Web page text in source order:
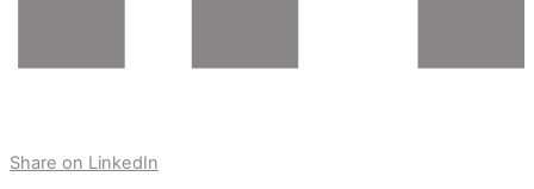
Share on LinkedIn